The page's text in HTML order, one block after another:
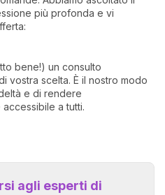
più profonda e vi
bene!) un consulto
vostra scelta. È il nostro modo
e di rendere
a tutti.
agli esperti di